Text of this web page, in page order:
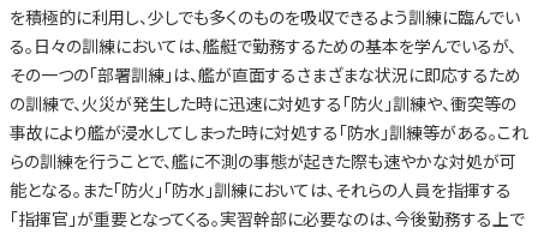
を積極的に利用し、少しでも多くのものを吸収できるよう訓練に臨んでい
る。日々の訓練においては、艦艇で勤務するための基本を学んでいるが、
その一つの「部署訓練」は、艦が直面するさまざまな状況に即応するため
の訓練で、火災が発生した時に迅速に対処する「防火」訓練や、衝突等の
事故により艦が浸水してしまった時に対処する「防水」訓練等がある。これ
らの訓練を行うことで、艦に不測の事態が起きた際も速やかな対処が可
能となる。また「防火」「防水」訓練においては、それらの人員を指揮する
「指揮官」が重要となってくる。実習幹部に必要なのは、今後勤務する上で